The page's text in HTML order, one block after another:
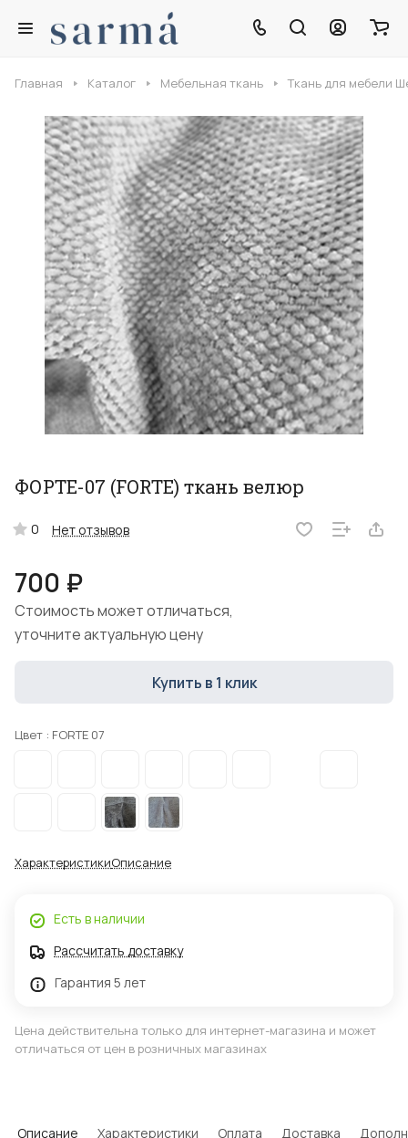
Главная Каталог Мебельная ткань Ткань для мебели
ФОРТЕ-07 (FORTE) ткань велюр
0 Нет отзывов
700 ₽
Стоимость может отличаться,
уточните актуальную цену
Купить в 1 клик
Цвет : FORTE 07
ХарактеристикиОписание
Есть в наличии
Рассчитать доставку
Гарантия 5 лет
Цена действительна только для интернет-магазина и может
отличаться от цен в розничных магазинах
Описание Характеристики Оплата Доставка